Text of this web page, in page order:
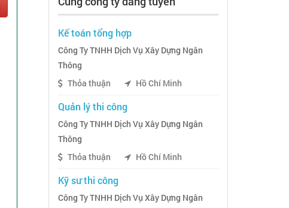
Kế toán tổng hợp
Công Ty TNHH Dịch Vụ Xây Dựng Ngân
Thông
Thỏa thuận
Hồ Chí Minh
Quản lý thi công
Công Ty TNHH Dịch Vụ Xây Dựng Ngân
Thông
Thỏa thuận
Hồ Chí Minh
Kỹ sư thi công
Công Ty TNHH Dịch Vụ Xây Dựng Ngân